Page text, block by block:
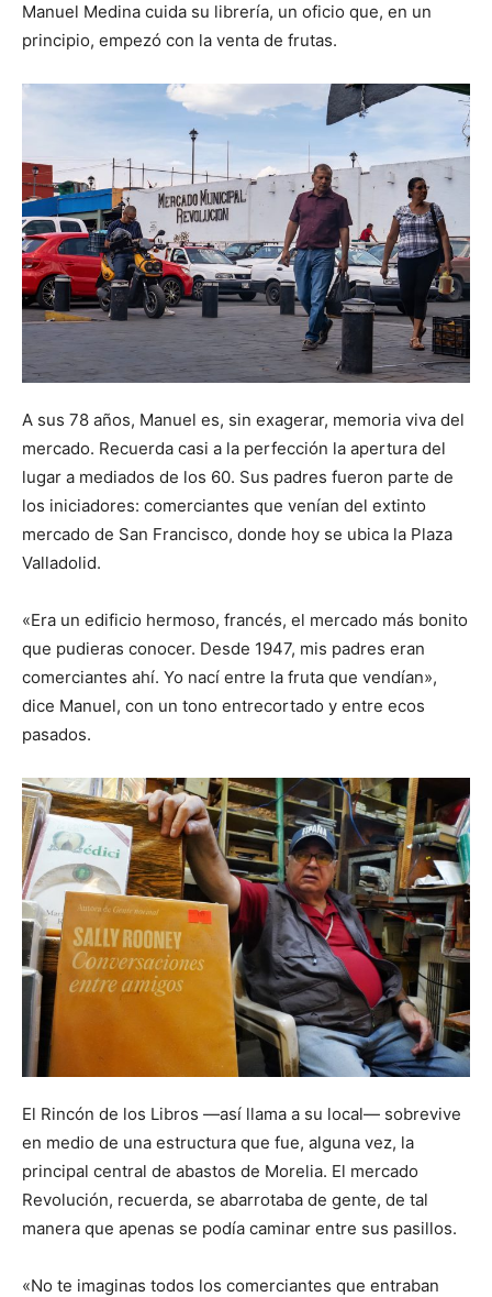
Manuel Medina cuida su librería, un oficio que, en un
principio, empezó con la venta de frutas.
A sus 78 años, Manuel es, sin exagerar, memoria viva del
mercado. Recuerda casi a la perfección la apertura del
lugar a mediados de los 60. Sus padres fueron parte de
los iniciadores: comerciantes que venían del extinto
mercado de San Francisco, donde hoy se ubica la Plaza
Valladolid.
«Era un edificio hermoso, francés, el mercado más bonito
que pudieras conocer. Desde 1947, mis padres eran
comerciantes ahí. Yo nací entre la fruta que vendían»,
dice Manuel, con un tono entrecortado y entre ecos
pasados.
El Rincón de los Libros —así llama a su local— sobrevive
en medio de una estructura que fue, alguna vez, la
principal central de abastos de Morelia. El mercado
Revolución, recuerda, se abarrotaba de gente, de tal
manera que apenas se podía caminar entre sus pasillos.
«No te imaginas todos los comerciantes que entraban